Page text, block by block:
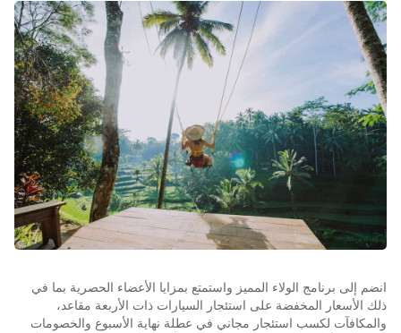
انضم إلى برنامج الولاء المميز واستمتع بمزايا الأعضاء الحصرية بما في
ذلك الأسعار المخفضة على استئجار السيارات ذات الأربعة مقاعد،
والمكافآت لكسب استئجار مجاني في عطلة نهاية الأسبوع والخصومات